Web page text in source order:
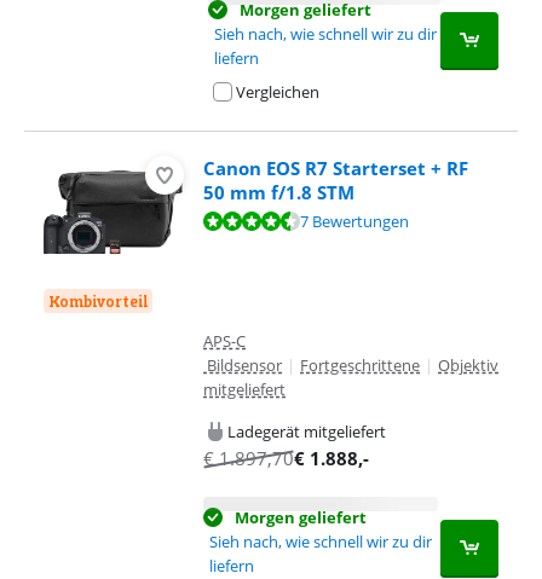
Morgen geliefert
Sieh nach, wie schnell wir zu dir
liefern
Vergleichen
Kombivorteil
Canon EOS R7 Starterset + RF
50 mm f/1.8 STM
Bewertet mit 9,3 von 10, basierend auf 7 Bewertungen.
7 Bewertungen
APS-C
Bildsensor | Fortgeschrittene | Objektiv
mitgeliefert
Ladegerät mitgeliefert
€1.897,70€ 1.888,-
Morgen geliefert
Sieh nach, wie schnell wir zu dir
liefern